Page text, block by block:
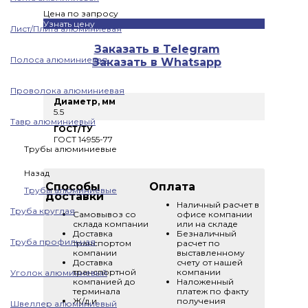
Лист/Плита алюминиевая
Полоса алюминиевая
Проволока алюминиевая
Тавр алюминиевый
Трубы алюминиевые
Назад
Трубы алюминиевые
Труба круглая
Труба профильная
Уголок алюминиевый
Швеллер алюминиевый
Цена по запросу
Узнать цену
Заказать в Telegram
Заказать в Whatsapp
Диаметр, мм
5.5
ГОСТ/ТУ
ГОСТ 14955-77
Способы
доставки
Самовывоз со
склада компании
Доставка
транспортом
компании
Доставка
транспортной
компанией до
терминала
Ж/д и
Оплата
Наличный расчет в
офисе компании
или на складе
Безналичный
расчет по
выставленному
счету от нашей
компании
Наложенный
платеж по факту
получения